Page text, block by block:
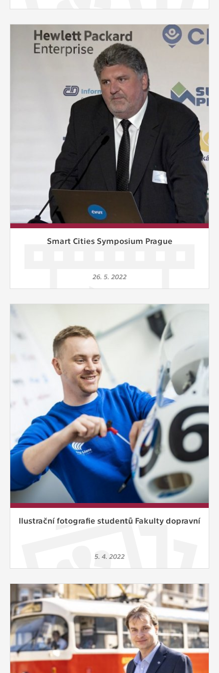
Smart Cities Symposium Prague
26. 5. 2022
Ilustrační fotografie studentů Fakulty dopravní
5. 4. 2022